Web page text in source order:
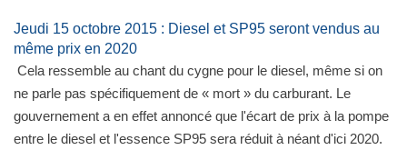
Jeudi 15 octobre 2015 : Diesel et SP95 seront vendus au
même prix en 2020
Cela ressemble au chant du cygne pour le diesel, même si on
ne parle pas spécifiquement de « mort » du carburant. Le
gouvernement a en effet annoncé que l'écart de prix à la pompe
entre le diesel et l'essence SP95 sera réduit à néant d'ici 2020.